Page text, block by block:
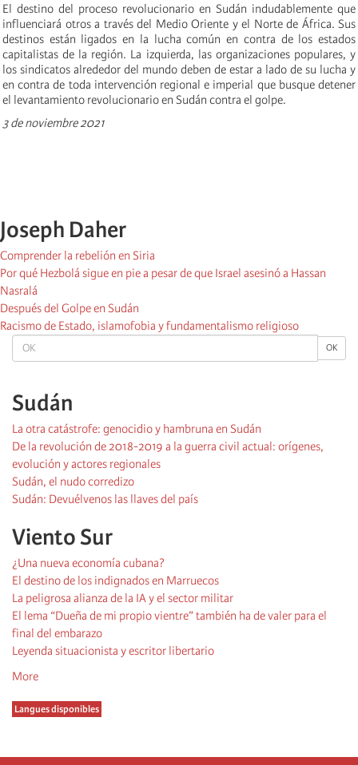
OK OK
Sudán
La otra catástrofe: genocidio y hambruna en Sudán
De la revolución de 2018-2019 a la guerra civil actual: orígenes,
evolución y actores regionales
Sudán, el nudo corredizo
Sudán: Devuélvenos las llaves del país
Viento Sur
¿Una nueva economía cubana?
El destino de los indignados en Marruecos
La peligrosa alianza de la IA y el sector militar
El lema “Dueña de mi propio vientre” también ha de valer para el
final del embarazo
Leyenda situacionista y escritor libertario
More
Langues disponibles
El destino del proceso revolucionario en Sudán indudablemente que
influenciará otros a través del Medio Oriente y el Norte de África. Sus
destinos están ligados en la lucha común en contra de los estados
capitalistas de la región. La izquierda, las organizaciones populares, y
los sindicatos alrededor del mundo deben de estar a lado de su lucha y
en contra de toda intervención regional e imperial que busque detener
el levantamiento revolucionario en Sudán contra el golpe.
3 de noviembre 2021
Joseph Daher
Comprender la rebelión en Siria
Por qué Hezbolá sigue en pie a pesar de que Israel asesinó a Hassan
Nasralá
Después del Golpe en Sudán
Racismo de Estado, islamofobia y fundamentalismo religioso